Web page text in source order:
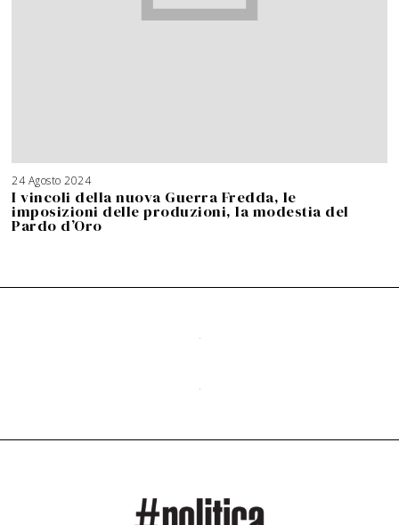
24 Agosto 2024
I vincoli della nuova Guerra Fredda, le
imposizioni delle produzioni, la modestia del
Pardo d’Oro